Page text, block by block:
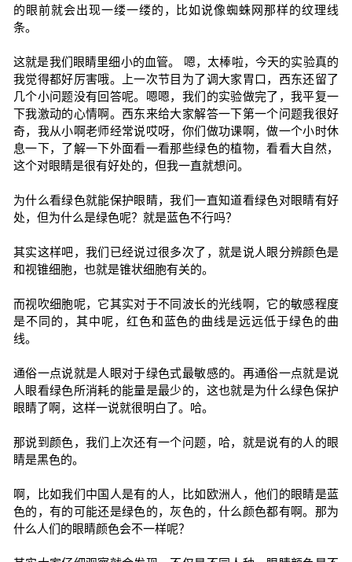
的眼前就会出现一缕一缕的，比如说像蜘蛛网那样的纹理线
条。
这就是我们眼睛里细小的血管。 嗯，太棒啦，今天的实验真的
我觉得都好厉害哦。上一次节目为了调大家胃口，西东还留了
几个小问题没有回答呢。嗯嗯，我们的实验做完了，我平复一
下我激动的心情啊。西东来给大家解答一下第一个问题我很好
奇，我从小啊老师经常说哎呀，你们做功课啊，做一个小时休
息一下，了解一下外面看一看那些绿色的植物，看看大自然，
这个对眼睛是很有好处的，但我一直就想问。
为什么看绿色就能保护眼睛，我们一直知道看绿色对眼睛有好
处，但为什么是绿色呢？就是蓝色不行吗？
其实这样吧，我们已经说过很多次了，就是说人眼分辨颜色是
和视锥细胞，也就是锥状细胞有关的。
而视吹细胞呢，它其实对于不同波长的光线啊，它的敏感程度
是不同的，其中呢，红色和蓝色的曲线是远远低于绿色的曲
线。
通俗一点说就是人眼对于绿色式最敏感的。再通俗一点就是说
人眼看绿色所消耗的能量是最少的，这也就是为什么绿色保护
眼睛了啊，这样一说就很明白了。哈。
那说到颜色，我们上次还有一个问题，哈，就是说有的人的眼
睛是黑色的。
啊，比如我们中国人是有的人，比如欧洲人，他们的眼睛是蓝
色的，有的可能还是绿色的，灰色的，什么颜色都有啊。那为
什么人们的眼睛颜色会不一样呢？